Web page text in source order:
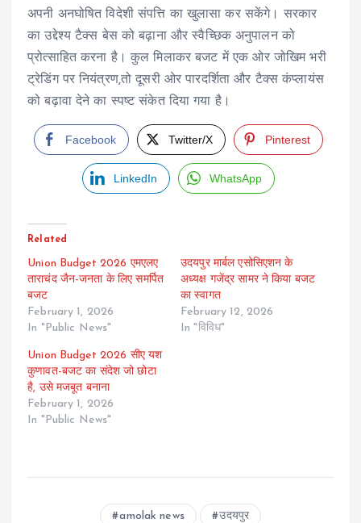
अपनी अनघोषित विदेशी संपत्ति का खुलासा कर सकेंगे। सरकार
का उद्देश्य टैक्स बेस को बढ़ाना और स्वैच्छिक अनुपालन को
प्रोत्साहित करना है। कुल मिलाकर बजट में एक ओर जोखिम भरी
ट्रेडिंग पर नियंत्रण,तो दूसरी ओर पारदर्शिता और टैक्स कंप्लायंस
को बढ़ावा देने का स्पष्ट संकेत दिया गया है।
Facebook Twitter/X Pinterest
LinkedIn WhatsApp
Related
Union Budget 2026 एमएलए
ताराचंद जैन-जनता के लिए समर्पित
बजट
February 1, 2026
In "Public News"
उदयपुर मार्बल एसोसिएशन के
अध्यक्ष गजेंद्र सामर ने किया बजट
का स्वागत
February 12, 2026
In "विविध"
Union Budget 2026 सीए यश
कुणावत-बजट का संदेश जो छोटा
है, उसे मजबूत बनाना
February 1, 2026
In "Public News"
amolak news उदयपुर